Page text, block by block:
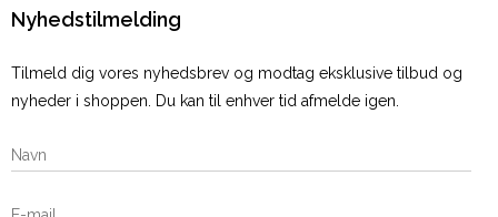
Nyhedstilmelding
Tilmeld dig vores nyhedsbrev og modtag eksklusive tilbud og
nyheder i shoppen. Du kan til enhver tid afmelde igen.